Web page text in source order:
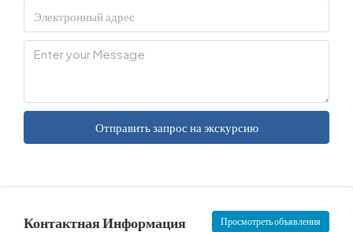
Отправить запрос на экскурсию
Контактная Информация Просмотреть объявления